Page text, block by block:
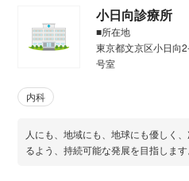
小日向診療所
■所在地
東京都文京区小日向
号室
内科
人にも、地域にも、地球にも優しく
るよう、持続可能な発展を目指します